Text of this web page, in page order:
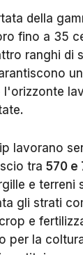
della
fino a 35
ranghi di
l'orizzonte
lavorano
tra 570 e
e terreni
gli strati
e
per la